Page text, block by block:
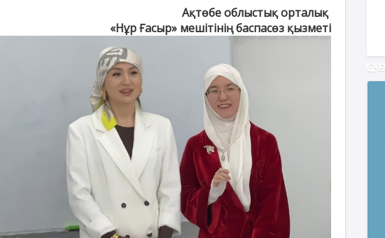
Ақтөбе облыстық орталық
«Нұр Ғасыр» мешітінің баспасөз қызметі
Біздің nur_gasyr Instagram
Аптаның сәрсенбі күндері сағат
21:00 (Ақтөбе уақытымен)
Біздің nur_gasyr Instagram